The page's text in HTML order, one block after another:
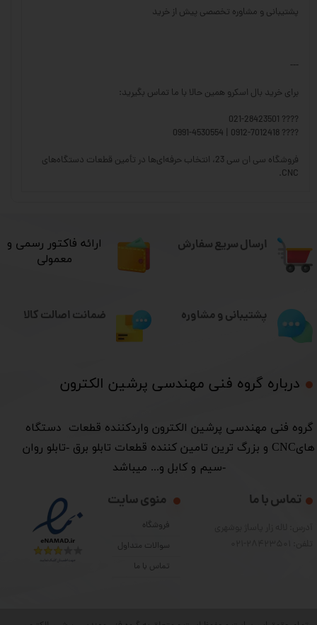
پشتیبانی و مشاوره تخصصی پیش از خرید
---
برای خرید بال اسکرو همین حالا با ما تماس بگیرید:
???? 021-28423501
???? 0912-7012418 | 0991-4530554
فروشگاه سی ان سی 23، انتخاب حرفه‌ای‌ها در تأمین قطعات دستگاه‌های
CNC.
ارسال سریع سفارش
درباره گروه فنی مهندسی پرشین الکترون​​​​​​​
​گروه فنی مهندسی پرشین الکترون واردکننده قطعات دستگاه
هایCNC و بزرگ ترین تامین کننده قطعات تابلو برق -تابلو روان
-سیم و کابل و... میباشد
منوی سایت
فروشگاه
سوالات متداول
تماس با ما
تماس با ما
​ارائه فاکتور رسمی و
معمولی
پشتیبانی و مشاوره ضمانت اصالت کالا